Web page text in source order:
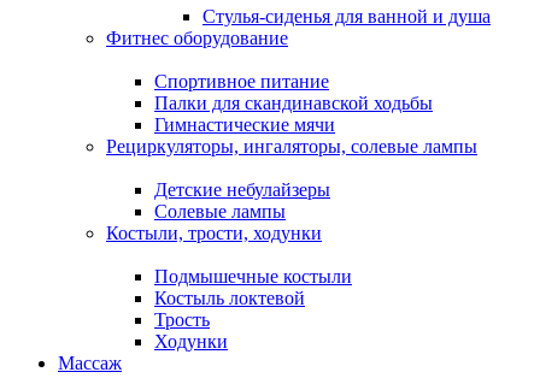
Стулья-сиденья для ванной и душа
Фитнес оборудование
Спортивное питание
Палки для скандинавской ходьбы
Гимнастические мячи
Рециркуляторы, ингаляторы, солевые лампы
Детские небулайзеры
Солевые лампы
Костыли, трости, ходунки
Подмышечные костыли
Костыль локтевой
Трость
Ходунки
Массаж